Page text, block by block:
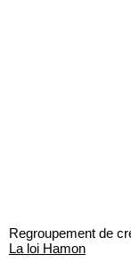
Regroupement de
La loi Hamon